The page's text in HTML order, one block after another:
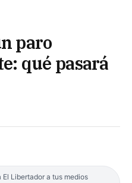
paro
qué pasará
El Libertador a tus medios